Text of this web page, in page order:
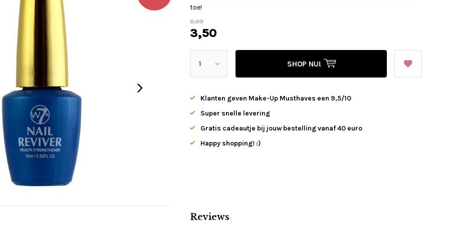
toe!
6,99
3,50
SHOP NU!
Klanten geven Make-Up Musthaves een 9,5/10
Super snelle levering
Gratis cadeautje bij jouw bestelling vanaf 40 euro
Happy shopping! :)
Reviews